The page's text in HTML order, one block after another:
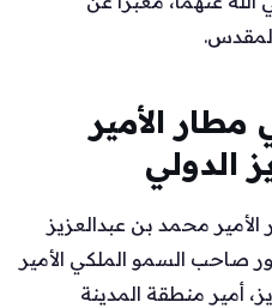
الأمير
الدولي
محمد بن عبدالعزيز
صاحب السمو الملكي الأمير
أمير منطقة المدينة